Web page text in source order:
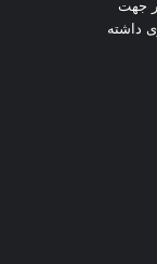
جهت
داشته